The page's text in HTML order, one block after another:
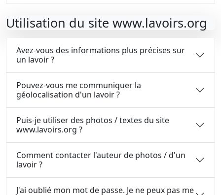
Utilisation du site www.lavoirs.org
Avez-vous des informations plus précises sur
un lavoir ?
Pouvez-vous me communiquer la
géolocalisation d'un lavoir ?
Puis-je utiliser des photos / textes du site
www.lavoirs.org ?
Comment contacter l'auteur de photos / d'un
lavoir ?
J'ai oublié mon mot de passe. Je ne peux pas me